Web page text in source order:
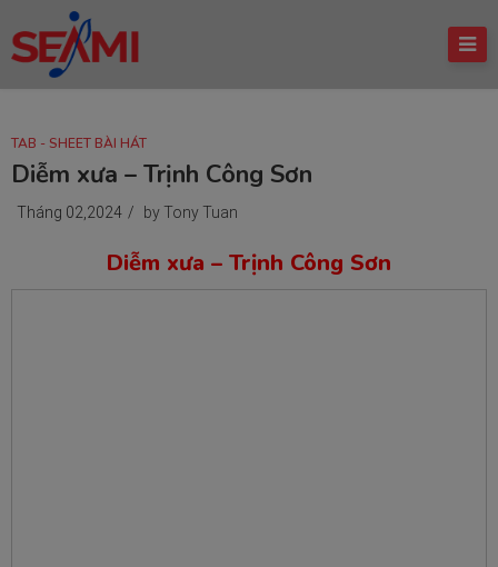
TAB - SHEET BÀI HÁT
Diễm xưa – Trịnh Công Sơn
Tháng 02,2024 / by Tony Tuan
Diễm xưa – Trịnh Công Sơn